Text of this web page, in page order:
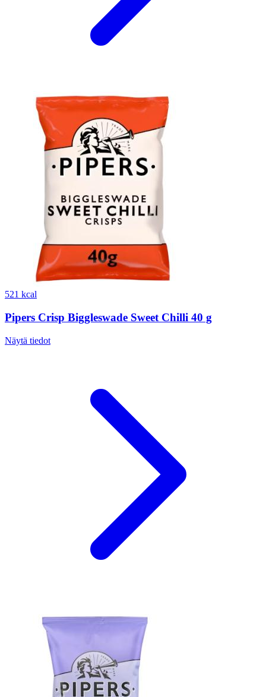
521 kcal
Pipers Crisp Biggleswade Sweet Chilli 40 g
Näytä tiedot